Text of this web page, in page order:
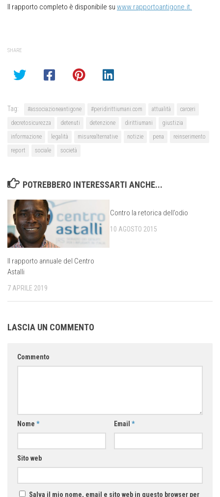
Il rapporto completo è disponibile su www.rapportoantigone.it.
SHARE
Tag: #associazioneantigone #peridirittiumani.com attualità
carceri
decretosicurezza
detenuti detenzione dirittiumani
giustizia
informazione
legalità misurealternative notizie pena
reinserimento
report
sociale società
POTREBBERO INTERESSARTI ANCHE...
Il rapporto annuale del Centro
Astalli
7 APRILE 2019
Contro la retorica dell’odio
10 AGOSTO 2015
LASCIA UN COMMENTO
Commento
Nome * Email *
Sito web
Salva il mio nome, email e sito web in questo browser per